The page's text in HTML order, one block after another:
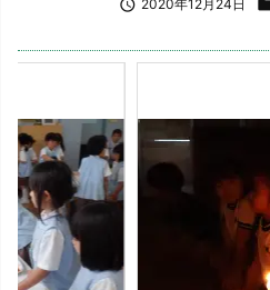
 2020年12月24日